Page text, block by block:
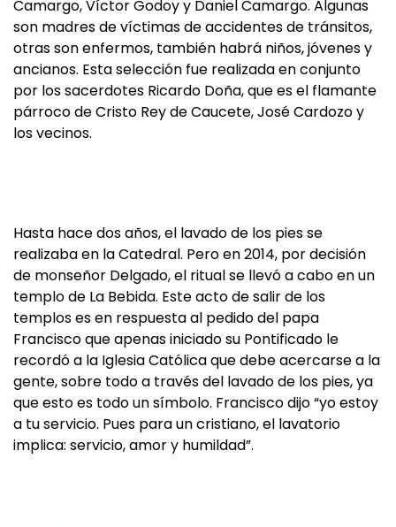
Camargo, Víctor Godoy y Daniel Camargo. Algunas
son madres de víctimas de accidentes de tránsitos,
otras son enfermos, también habrá niños, jóvenes y
ancianos. Esta selección fue realizada en conjunto
por los sacerdotes Ricardo Doña, que es el flamante
párroco de Cristo Rey de Caucete, José Cardozo y
los vecinos.
Hasta hace dos años, el lavado de los pies se
realizaba en la Catedral. Pero en 2014, por decisión
de monseñor Delgado, el ritual se llevó a cabo en un
templo de La Bebida. Este acto de salir de los
templos es en respuesta al pedido del papa
Francisco que apenas iniciado su Pontificado le
recordó a la Iglesia Católica que debe acercarse a la
gente, sobre todo a través del lavado de los pies, ya
que esto es todo un símbolo. Francisco dijo “yo estoy
a tu servicio. Pues para un cristiano, el lavatorio
implica: servicio, amor y humildad”.